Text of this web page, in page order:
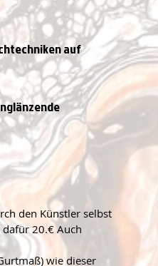
auf
den Künstler selbst
20.€ Auch
wie dieser